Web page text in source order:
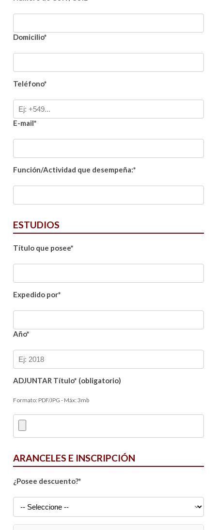
Domicilio*
Teléfono*
E-mail*
Función/Actividad que desempeña:*
ESTUDIOS
Título que posee*
Expedido por*
Año*
ADJUNTAR Título* (obligatorio)
Formato: PDF/JPG - Máx: 3mb
ARANCELES E INSCRIPCIÓN
¿Posee descuento?*